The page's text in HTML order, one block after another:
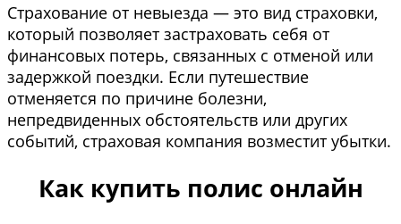
Страхование от невыезда — это вид страховки,
который позволяет застраховать себя от
финансовых потерь, связанных с отменой или
задержкой поездки. Если путешествие
отменяется по причине болезни,
непредвиденных обстоятельств или других
событий, страховая компания возместит убытки.
Как купить полис онлайн